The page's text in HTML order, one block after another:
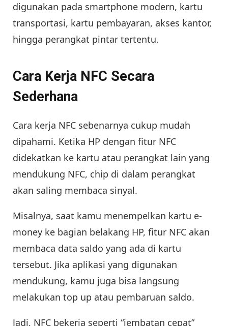
digunakan pada smartphone modern, kartu
transportasi, kartu pembayaran, akses kantor,
hingga perangkat pintar tertentu.
Cara Kerja NFC Secara
Sederhana
Cara kerja NFC sebenarnya cukup mudah
dipahami. Ketika HP dengan fitur NFC
didekatkan ke kartu atau perangkat lain yang
mendukung NFC, chip di dalam perangkat
akan saling membaca sinyal.
Misalnya, saat kamu menempelkan kartu e-
money ke bagian belakang HP, fitur NFC akan
membaca data saldo yang ada di kartu
tersebut. Jika aplikasi yang digunakan
mendukung, kamu juga bisa langsung
melakukan top up atau pembaruan saldo.
Jadi, NFC bekerja seperti “jembatan cepat”